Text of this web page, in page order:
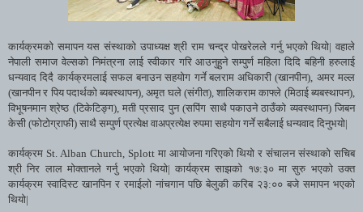
कार्यक्रमको समापन यस संस्थाको उपाध्यक्ष श्री राम चन्द्र पोखरेलले गर्नु भएको थियो| वहाले
नेपाली समाज वेल्सको निमंत्रना लाई स्वीकार गरि आउनुहुने सम्पुर्ण महिला दिदि बहिनी हरुलाई
धन्यवाद दिदै कार्यक्रमलाई सफल बनाउन सहयोग गर्ने बलराम अधिकारी (खानपीन), अमर मल्ल
(खानपीन र पिय पदार्थको ब्यबस्थापन), अमृत घले (संगीत), शालिकराम काफ्ले (मिठाई ब्यबस्थापन),
विभूषनमान श्रेष्ठ (टिकेटिङ्ग), मती प्रसाद पुन (सपिंग साथै पकाउने ठाउँको व्यवस्थापन) जिबन
केसी (फोटोग्राफी) साथै सम्पुर्ण प्रत्येक्ष वाअप्रत्येक्ष रुपमा सहयोग गर्ने सबैलाई धन्यवाद दिनुभयो|
कार्यक्रम St. Alban Church, Splott मा आयोजना गरिएको थियो र संचालन संस्थाको सचिब
श्री निर लाल मोक्तानले गर्नु भएको थियो| कार्यक्रम साझको १७:३० मा सुरु भएको उक्त
कार्यक्रम स्वादिस्ट खानपिन र रमाईलो नांचगान पछि बेलुकी करिब २३:०० बजे समापन भएको
थियो|